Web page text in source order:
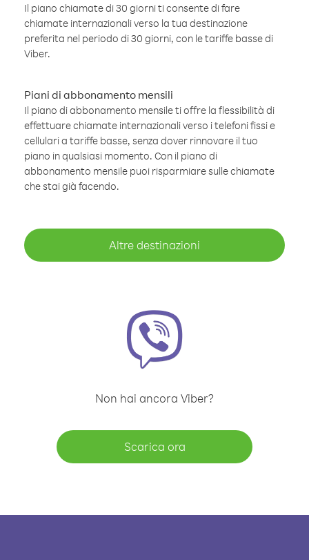
Il piano chiamate di 30 giorni ti consente di fare
chiamate internazionali verso la tua destinazione
preferita nel periodo di 30 giorni, con le tariffe basse di
Viber.
Piani di abbonamento mensili
Il piano di abbonamento mensile ti offre la flessibilità di
effettuare chiamate internazionali verso i telefoni fissi e
cellulari a tariffe basse, senza dover rinnovare il tuo
piano in qualsiasi momento. Con il piano di
abbonamento mensile puoi risparmiare sulle chiamate
che stai già facendo.
Altre destinazioni
Non hai ancora Viber?
Scarica ora